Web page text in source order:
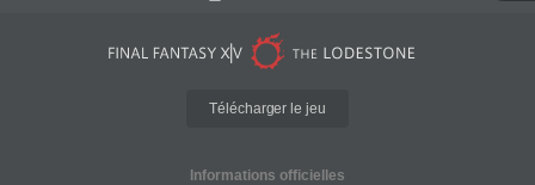
Télécharger le jeu
Informations officielles